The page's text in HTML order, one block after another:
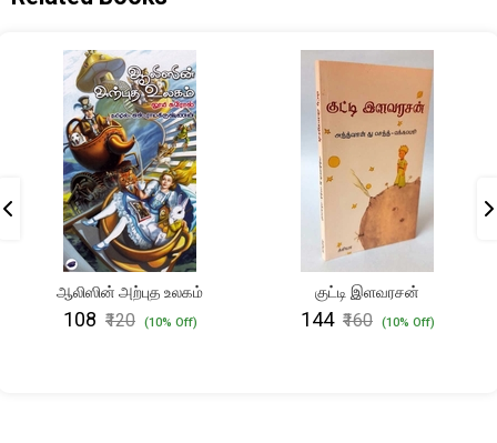
ஆலிஸின் அற்புத உலகம்
₹108 ₹120 (10% Off)
குட்டி இளவரசன்
₹144 ₹160 (10% Off)